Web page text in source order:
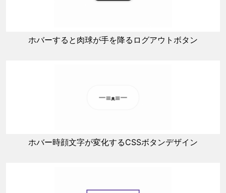
ホバーすると肉球が手を降るログアウトボタン
ホバー時顔文字が変化するCSSボタンデザイン